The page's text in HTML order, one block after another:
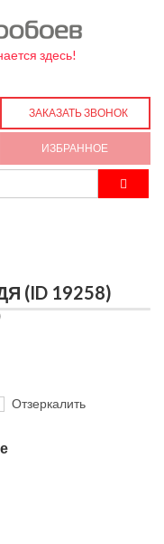
здесь!
ЗАКАЗАТЬ ЗВОНОК
ИЗБРАННОЕ
(ID 19258)
Отзеркалить